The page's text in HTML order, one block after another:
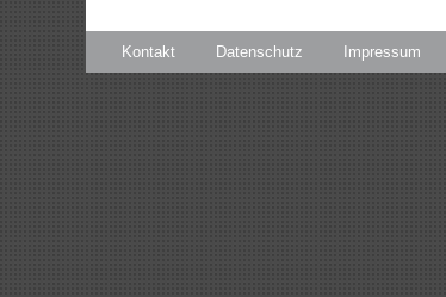
Kontakt Datenschutz Impressum